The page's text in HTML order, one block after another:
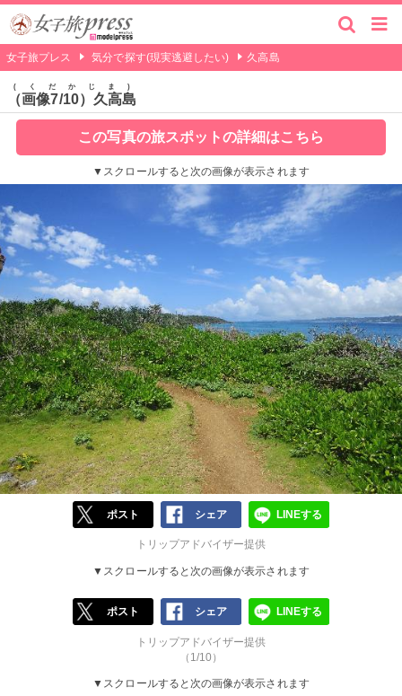
女子旅プレス 気分で探す(現実逃避したい) 久高島
（画像7/10）久高島
くだかじま
この写真の旅スポットの詳細はこちら
▼スクロールすると次の画像が表示されます
ポスト シェア LINEする
トリップアドバイザー提供
▼スクロールすると次の画像が表示されます
ポスト シェア LINEする
トリップアドバイザー提供
（1/10）
▼スクロールすると次の画像が表示されます